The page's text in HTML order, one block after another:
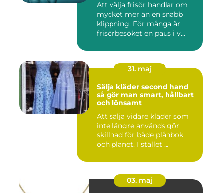
Att välja frisör handlar om
mycket mer än en snabb
klippning. För många är
frisörbesöket en paus i v...
31. maj
Sälja kläder second hand
så gör man smart, hållbart
och lönsamt
Att sälja vidare kläder som
inte längre används gör
skillnad för både plånbok
och planet. I stället ...
03. maj